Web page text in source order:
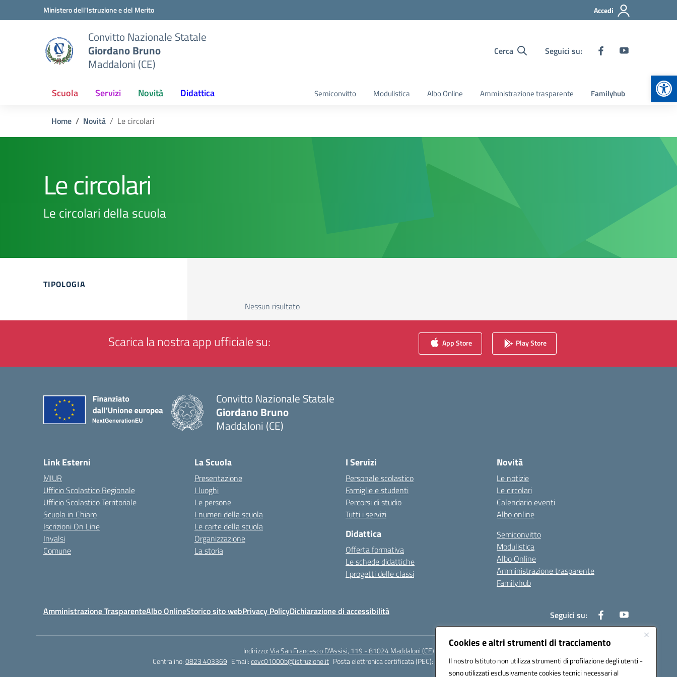
Cookies e altri strumenti di tracciamento
Il nostro Istituto non utilizza strumenti di profilazione degli utenti -
sono utilizzati esclusivamente cookies tecnici necessari al
Vai ai contenuti
Vai al menu di navigazioneMinistero dell'Istruzione e del Merito Accedi
Convitto Nazionale Statale
Giordano Bruno
Maddaloni (CE)
Cerca Seguici su:
Scuola Servizi Novità Didattica Semiconvitto Modulistica Albo Online Amministrazione trasparente Familyhub
Home Novità Le circolari
Le circolari
Le circolari della scuola
Filtri
TIPOLOGIA
Nessun risultato
Scarica la nostra app ufficiale su: App Store Play Store
Convitto Nazionale Statale
Giordano Bruno
Maddaloni (CE)
Link Esterni
MIUR
Ufficio Scolastico Regionale
Ufficio Scolastico Territoriale
Scuola in Chiaro
Iscrizioni On Line
Invalsi
Comune
La Scuola
Presentazione
I luoghi
Le persone
I numeri della scuola
Le carte della scuola
Organizzazione
La storia
I Servizi
Personale scolastico
Famiglie e studenti
Percorsi di studio
Tutti i servizi
Didattica
Offerta formativa
Le schede didattiche
I progetti delle classi
Novità
Le notizie
Le circolari
Calendario eventi
Albo online
Semiconvitto
Modulistica
Albo Online
Amministrazione trasparente
Familyhub
Amministrazione TrasparenteAlbo OnlineStorico sito webPrivacy PolicyDichiarazione di accessibilità Seguici su:
Indirizzo:Via San Francesco D'Assisi, 119 - 81024 Maddaloni (CE)
Centralino:0823 403369 Email:cevc01000b@istruzione.it Posta elettronica certificata (PEC):cevc01000b@pec.istruzione.it